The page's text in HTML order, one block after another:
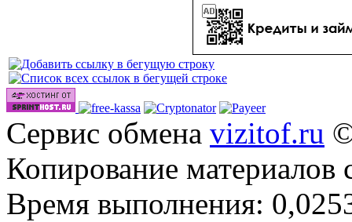
Сервис обмена vizitof.ru
Копирование материалов
Время выполнения: